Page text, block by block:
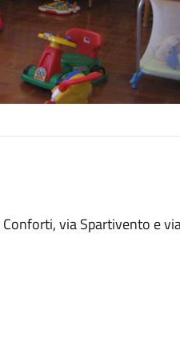
via Spartivento e